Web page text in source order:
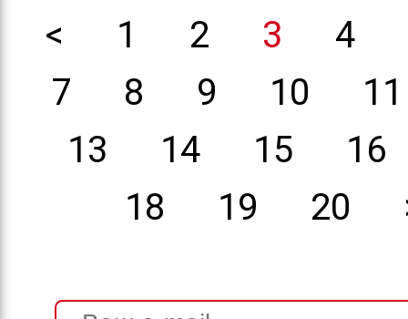
< 1 2 3
4
7
8 9 10
11
13
14 15
16
18
19 20